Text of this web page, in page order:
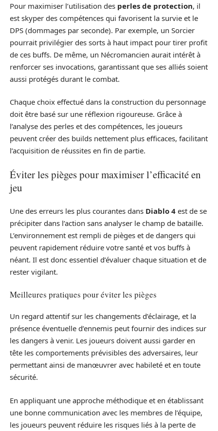
Pour maximiser l’utilisation des perles de protection, il
est skyper des compétences qui favorisent la survie et le
DPS (dommages par seconde). Par exemple, un Sorcier
pourrait privilégier des sorts à haut impact pour tirer profit
de ces buffs. De même, un Nécromancien aurait intérêt à
renforcer ses invocations, garantissant que ses alliés soient
aussi protégés durant le combat.
Chaque choix effectué dans la construction du personnage
doit être basé sur une réflexion rigoureuse. Grâce à
l’analyse des perles et des compétences, les joueurs
peuvent créer des builds nettement plus efficaces, facilitant
l’acquisition de réussites en fin de partie.
Éviter les pièges pour maximiser l’efficacité en
jeu
Une des erreurs les plus courantes dans Diablo 4 est de se
précipiter dans l’action sans analyser le champ de bataille.
L’environnement est rempli de pièges et de dangers qui
peuvent rapidement réduire votre santé et vos buffs à
néant. Il est donc essentiel d’évaluer chaque situation et de
rester vigilant.
Meilleures pratiques pour éviter les pièges
Un regard attentif sur les changements d’éclairage, et la
présence éventuelle d’ennemis peut fournir des indices sur
les dangers à venir. Les joueurs doivent aussi garder en
tête les comportements prévisibles des adversaires, leur
permettant ainsi de manœuvrer avec habileté et en toute
sécurité.
En appliquant une approche méthodique et en établissant
une bonne communication avec les membres de l’équipe,
les joueurs peuvent réduire les risques liés à la perte de